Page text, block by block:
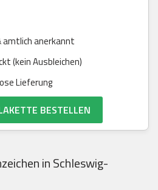
anerkannt
(kein Ausbleichen)
Lieferung
BESTELLEN
in Schleswig-